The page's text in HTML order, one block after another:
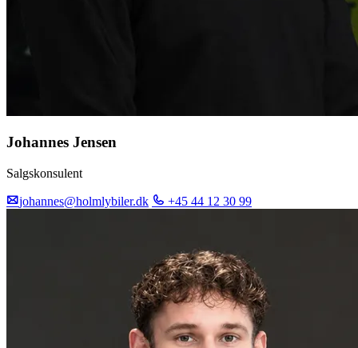
Johannes Jensen
Salgskonsulent
johannes@holmlybiler.dk +45 44 12 30 99